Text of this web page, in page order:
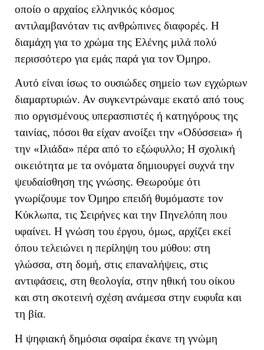
οποίο ο αρχαίος ελληνικός κόσμος
αντιλαμβανόταν τις ανθρώπινες διαφορές. Η
διαμάχη για το χρώμα της Ελένης μιλά πολύ
περισσότερο για εμάς παρά για τον Όμηρο.
Αυτό είναι ίσως το ουσιώδες σημείο των εγχώριων
διαμαρτυριών. Αν συγκεντρώναμε εκατό από τους
πιο οργισμένους υπερασπιστές ή κατηγόρους της
ταινίας, πόσοι θα είχαν ανοίξει την «Οδύσσεια» ή
την «Ιλιάδα» πέρα από το εξώφυλλο; Η σχολική
οικειότητα με τα ονόματα δημιουργεί συχνά την
ψευδαίσθηση της γνώσης. Θεωρούμε ότι
γνωρίζουμε τον Όμηρο επειδή θυμόμαστε τον
Κύκλωπα, τις Σειρήνες και την Πηνελόπη που
υφαίνει. Η γνώση του έργου, όμως, αρχίζει εκεί
όπου τελειώνει η περίληψη του μύθου: στη
γλώσσα, στη δομή, στις επαναλήψεις, στις
αντιφάσεις, στη θεολογία, στην ηθική του οίκου
και στη σκοτεινή σχέση ανάμεσα στην ευφυΐα και
τη βία.
Η ψηφιακή δημόσια σφαίρα έκανε τη γνώμη